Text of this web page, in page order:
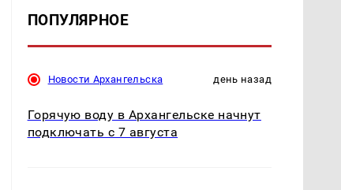
ПОПУЛЯРНОЕ
Новости Архангельска день назад
Горячую воду в Архангельске начнут
подключать с 7 августа